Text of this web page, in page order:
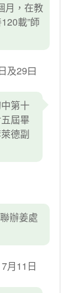
月，在教
載”師
及29曰
第十
屆畢
德副
辦姜處
7月11日